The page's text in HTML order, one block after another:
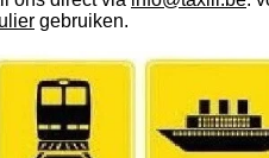
gebruiken.